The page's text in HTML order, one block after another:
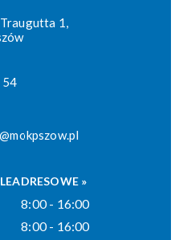
1,
54
»
8:00 - 16:00
8:00 - 16:00